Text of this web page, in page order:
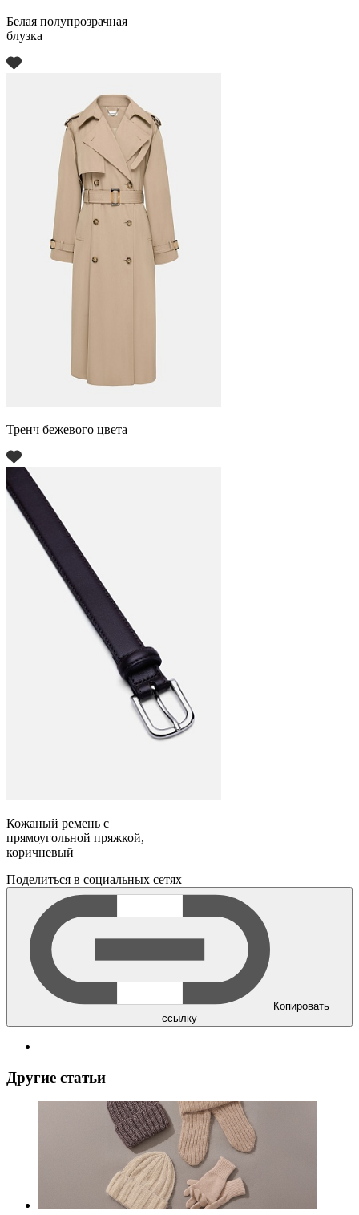
Белая полупрозрачная
блузка
Тренч бежевого цвета
Кожаный ремень с
прямоугольной пряжкой,
коричневый
Поделиться в социальных сетях
Копировать
ссылку
Другие статьи